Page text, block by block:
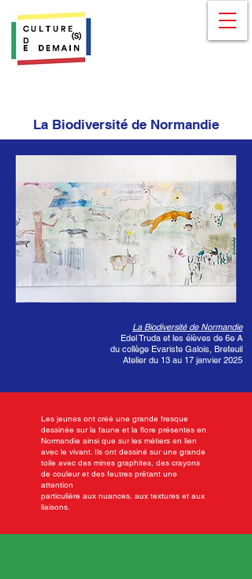
La Biodiversité de Normandie
La Biodiversité de Normandie
Edel Truda et les élèves de 6e A
du collège Evariste Galois, Breteuil
Atelier du 13 au 17 janvier 2025
Les jeunes ont créé une grande fresque
dessinée sur la faune et la flore présentes en
Normandie ainsi que sur les métiers en lien
avec le vivant. Ils ont dessiné sur une grande
toile avec des mines graphites, des crayons
de couleur et des feutres prêtant une
attention
particulière aux nuances, aux textures et aux
liaisons.